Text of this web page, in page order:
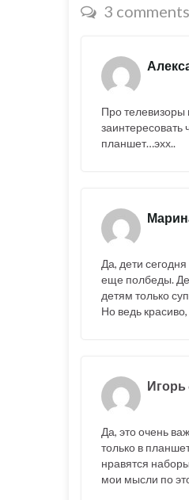
3 comments
Про телевизоры
заинтересовать
планшет…эхх..
Да, дети сегодня
еще полбеды.
детям только
Но ведь красиво,
Игорь
Да, это очень
только в
нравятся
мои мысли по